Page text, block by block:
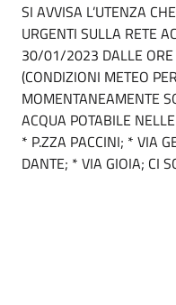
SI AVVISA L’UTENZA
URGENTI SULLA RETE
30/01/2023 DALLE ORE
(CONDIZIONI METEO
MOMENTANEAMENTE
ACQUA POTABILE
* P.ZZA PACCINI; * VIA
DANTE; * VIA GIOIA; CI